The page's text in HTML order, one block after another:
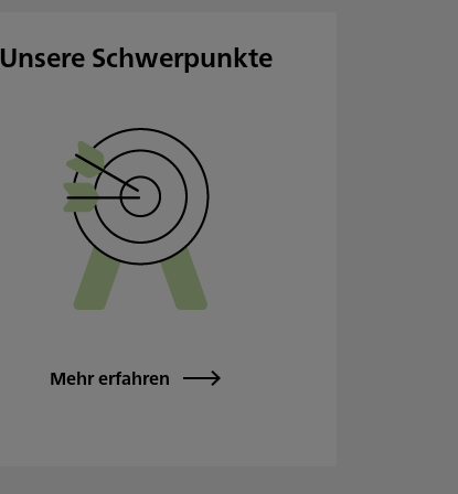
Unsere Schwerpunkte
Mehr erfahren